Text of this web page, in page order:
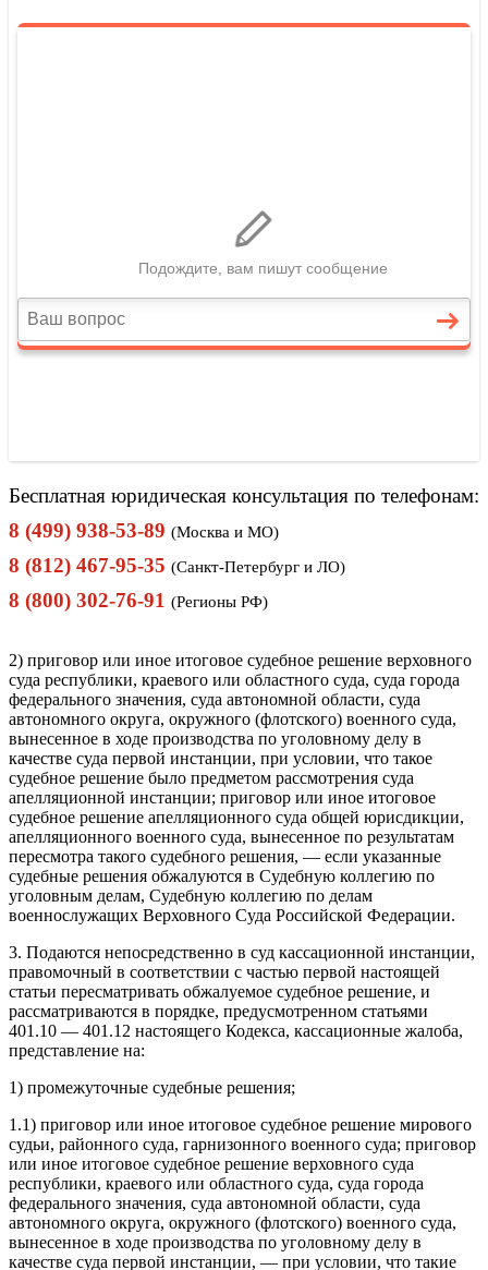
Бесплатная юридическая консультация по телефонам:
8 (499) 938-53-89 (Москва и МО)
8 (812) 467-95-35 (Санкт-Петербург и ЛО)
8 (800) 302-76-91 (Регионы РФ)
2) приговор или иное итоговое судебное решение верховного
суда республики, краевого или областного суда, суда города
федерального значения, суда автономной области, суда
автономного округа, окружного (флотского) военного суда,
вынесенное в ходе производства по уголовному делу в
качестве суда первой инстанции, при условии, что такое
судебное решение было предметом рассмотрения суда
апелляционной инстанции; приговор или иное итоговое
судебное решение апелляционного суда общей юрисдикции,
апелляционного военного суда, вынесенное по результатам
пересмотра такого судебного решения, — если указанные
судебные решения обжалуются в Судебную коллегию по
уголовным делам, Судебную коллегию по делам
военнослужащих Верховного Суда Российской Федерации.
3. Подаются непосредственно в суд кассационной инстанции,
правомочный в соответствии с частью первой настоящей
статьи пересматривать обжалуемое судебное решение, и
рассматриваются в порядке, предусмотренном статьями
401.10 — 401.12 настоящего Кодекса, кассационные жалоба,
представление на:
1) промежуточные судебные решения;
1.1) приговор или иное итоговое судебное решение мирового
судьи, районного суда, гарнизонного военного суда; приговор
или иное итоговое судебное решение верховного суда
республики, краевого или областного суда, суда города
федерального значения, суда автономной области, суда
автономного округа, окружного (флотского) военного суда,
вынесенное в ходе производства по уголовному делу в
качестве суда первой инстанции, — при условии, что такие